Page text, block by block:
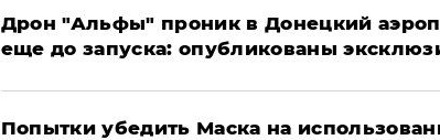
Дрон "Альфы" проник в Донецкий
еще до запуска: опубликованы
Попытки убедить Маска на